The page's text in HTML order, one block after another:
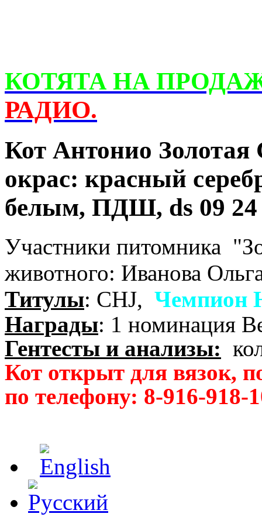
КОТЯТА НА
РАДИО.
Кот Антонио Золотая
окрас: красный
белым, ПДШ, ds 09
Участники питомника
животного: Иванова
Титулы: CHJ, Чемпион
Награды: 1 номинация
Гентесты и анализы:
Кот открыт для вязок,
по телефону: 8-916-918-